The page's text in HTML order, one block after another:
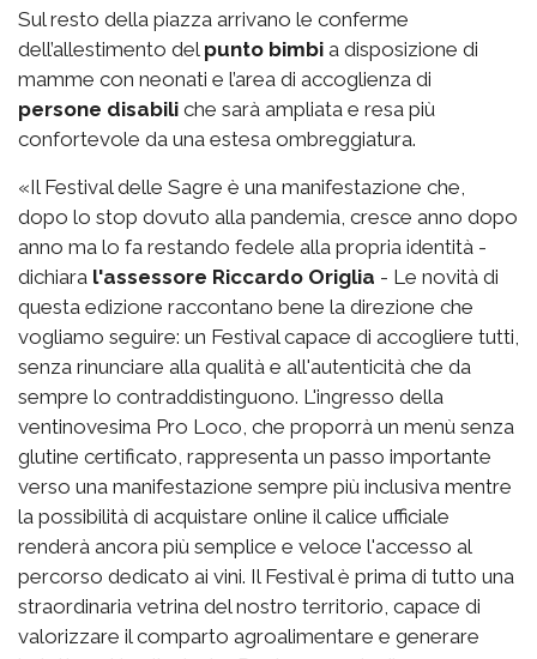
Sul resto della piazza arrivano le conferme
dell’allestimento del punto bimbi a disposizione di
mamme con neonati e l’area di accoglienza di
persone disabili che sarà ampliata e resa più
confortevole da una estesa ombreggiatura.
«Il Festival delle Sagre è una manifestazione che,
dopo lo stop dovuto alla pandemia, cresce anno dopo
anno ma lo fa restando fedele alla propria identità -
dichiara l'assessore Riccardo Origlia - Le novità di
questa edizione raccontano bene la direzione che
vogliamo seguire: un Festival capace di accogliere tutti,
senza rinunciare alla qualità e all'autenticità che da
sempre lo contraddistinguono. L'ingresso della
ventinovesima Pro Loco, che proporrà un menù senza
glutine certificato, rappresenta un passo importante
verso una manifestazione sempre più inclusiva mentre
la possibilità di acquistare online il calice ufficiale
renderà ancora più semplice e veloce l'accesso al
percorso dedicato ai vini. Il Festival è prima di tutto una
straordinaria vetrina del nostro territorio, capace di
valorizzare il comparto agroalimentare e generare